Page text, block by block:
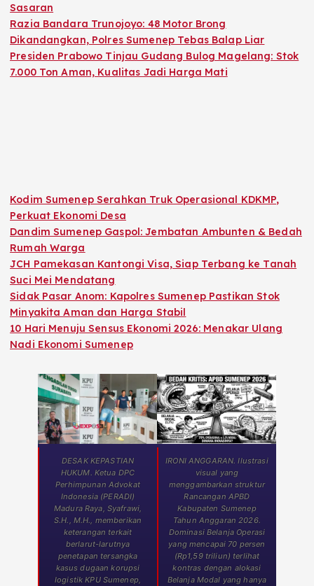
Sasaran
Razia Bandara Trunojoyo: 48 Motor Brong
Dikandangkan, Polres Sumenep Tebas Balap Liar
Presiden Prabowo Tinjau Gudang Bulog Magelang: Stok
7.000 Ton Aman, Kualitas Jadi Harga Mati
Kodim Sumenep Serahkan Truk Operasional KDKMP,
Perkuat Ekonomi Desa
Dandim Sumenep Gaspol: Jembatan Ambunten & Bedah
Rumah Warga
JCH Pamekasan Kantongi Visa, Siap Terbang ke Tanah
Suci Mei Mendatang
Sidak Pasar Anom: Kapolres Sumenep Pastikan Stok
Minyakita Aman dan Harga Stabil
10 Hari Menuju Sensus Ekonomi 2026: Menakar Ulang
Nadi Ekonomi Sumenep
DESAK KEPASTIAN
HUKUM. Ketua DPC
Perhimpunan Advokat
Indonesia (PERADI)
Madura Raya, Syafrawi,
S.H., M.H., memberikan
keterangan terkait
berlarut-larutnya
penetapan tersangka
kasus dugaan korupsi
logistik KPU Sumenep,
IRONI ANGGARAN. Ilustrasi
visual yang
menggambarkan struktur
Rancangan APBD
Kabupaten Sumenep
Tahun Anggaran 2026.
Dominasi Belanja Operasi
yang mencapai 70 persen
(Rp1,59 triliun) terlihat
kontras dengan alokasi
Belanja Modal yang hanya